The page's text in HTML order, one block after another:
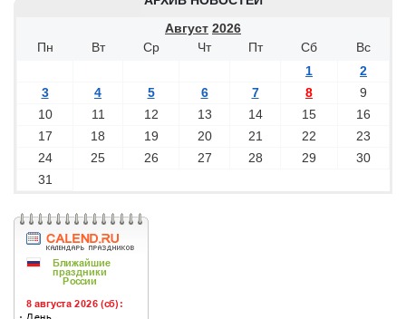
Август 2026
Пн
Вт Ср Чт Пт Сб
Вс
1
2
3
4 5 6 7 8
9
10
11 12 13 14 15
16
17
18 19 20 21 22
23
24
25 26 27 28 29
30
31